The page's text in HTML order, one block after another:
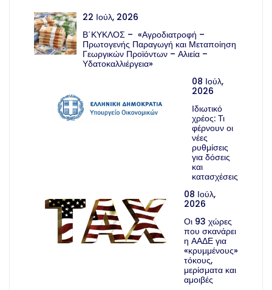
22 Ιούλ, 2026
Β΄ΚΥΚΛΟΣ – «Αγροδιατροφή –
Πρωτογενής Παραγωγή και Μεταποίηση
Γεωργικών Προϊόντων – Αλιεία –
Υδατοκαλλιέργεια»
08 Ιούλ,
2026
Ιδιωτικό
χρέος: Τι
φέρνουν οι
νέες
ρυθμίσεις
για δόσεις
και
κατασχέσεις
08 Ιούλ,
2026
Οι 93 χώρες
που σκανάρει
η ΑΑΔΕ για
«κρυμμένους»
τόκους,
μερίσματα και
αμοιβές